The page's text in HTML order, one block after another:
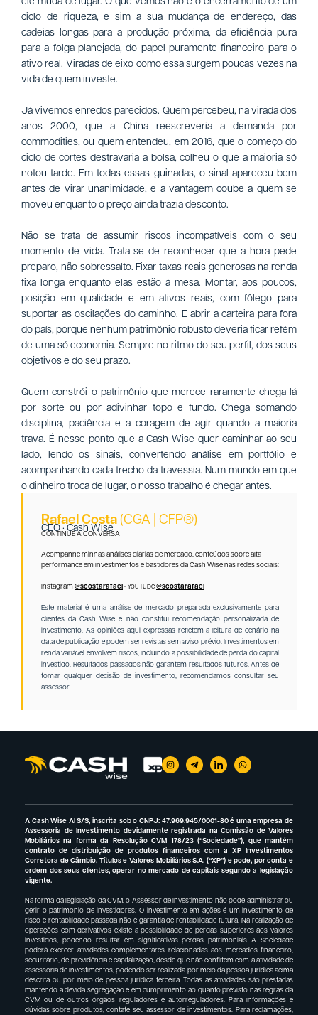
ciclo de riqueza, e sim a sua mudança de endereço, das
cadeias longas para a produção próxima, da eficiência pura
para a folga planejada, do papel puramente financeiro para o
ativo real. Viradas de eixo como essa surgem poucas vezes na
vida de quem investe.
Já vivemos enredos parecidos. Quem percebeu, na virada dos
anos 2000, que a China reescreveria a demanda por
commodities, ou quem entendeu, em 2016, que o começo do
ciclo de cortes destravaria a bolsa, colheu o que a maioria só
notou tarde. Em todas essas guinadas, o sinal apareceu bem
antes de virar unanimidade, e a vantagem coube a quem se
moveu enquanto o preço ainda trazia desconto.
Não se trata de assumir riscos incompatíveis com o seu
momento de vida. Trata-se de reconhecer que a hora pede
preparo, não sobressalto. Fixar taxas reais generosas na renda
fixa longa enquanto elas estão à mesa. Montar, aos poucos,
posição em qualidade e em ativos reais, com fôlego para
suportar as oscilações do caminho. E abrir a carteira para fora
do país, porque nenhum patrimônio robusto deveria ficar refém
de uma só economia. Sempre no ritmo do seu perfil, dos seus
objetivos e do seu prazo.
Quem constrói o patrimônio que merece raramente chega lá
por sorte ou por adivinhar topo e fundo. Chega somando
disciplina, paciência e a coragem de agir quando a maioria
trava. É nesse ponto que a Cash Wise quer caminhar ao seu
lado, lendo os sinais, convertendo análise em portfólio e
acompanhando cada trecho da travessia. Num mundo em que
o dinheiro troca de lugar, o nosso trabalho é chegar antes.
Rafael Costa(CGA | CFP®)
CEO · Cash Wise
CONTINUE A CONVERSA
Acompanhe minhas análises diárias de mercado, conteúdos sobre alta
performance em investimentos e bastidores da Cash Wise nas redes sociais:
Instagram@scostarafael· YouTube@scostarafael
Este material é uma análise de mercado preparada exclusivamente para
clientes da Cash Wise e não constitui recomendação personalizada de
investimento. As opiniões aqui expressas refletem a leitura de cenário na
data de publicação e podem ser revistas sem aviso prévio. Investimentos em
renda variável envolvem riscos, incluindo a possibilidade de perda do capital
investido. Resultados passados não garantem resultados futuros. Antes de
tomar qualquer decisão de investimento, recomendamos consultar seu
assessor.
A Cash Wise AI S/S, inscrita sob o CNPJ: 47.969.945/0001-80 é uma empresa de
Assessoria de Investimento devidamente registrada na Comissão de Valores
Mobiliários na forma da Resolução CVM 178/23 (“Sociedade”), que mantém
contrato de distribuição de produtos financeiros com a XP Investimentos
Corretora de Câmbio, Títulos e Valores Mobiliários S.A. (“XP”) e pode, por conta e
ordem dos seus clientes, operar no mercado de capitais segundo a legislação
vigente.
Na forma da legislação da CVM, o Assessor de Investimento não pode administrar ou
gerir o patrimônio de investidores. O investimento em ações é um investimento de
risco e rentabilidade passada não é garantia de rentabilidade futura. Na realização de
operações com derivativos existe a possibilidade de perdas superiores aos valores
investidos, podendo resultar em significativas perdas patrimoniais A Sociedade
poderá exercer atividades complementares relacionadas aos mercados financeiro,
securitário, de previdência e capitalização, desde que não conflitem com a atividade de
assessoria de investimentos, podendo ser realizada por meio da pessoa jurídica acima
descrita ou por meio de pessoa jurídica terceira. Todas as atividades são prestadas
mantendo a devida segregação e em cumprimento ao quanto previsto nas regras da
CVM ou de outros órgãos reguladores e autorreguladores. Para informações e
dúvidas sobre produtos, contate seu assessor de investimentos. Para reclamações,